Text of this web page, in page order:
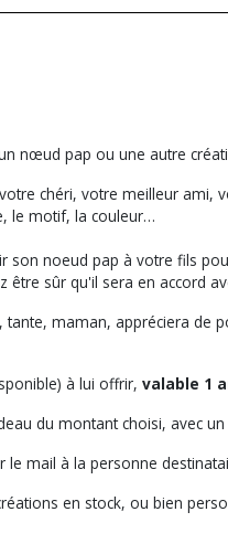
nœud pap ou une autre
chéri, votre meilleur ami,
le motif, la couleur…
son noeud pap à votre fils
être sûr qu'il sera en accord
maman, appréciera de
à lui offrir, valable 1
du montant choisi, avec
mail à la personne
en stock, ou bien